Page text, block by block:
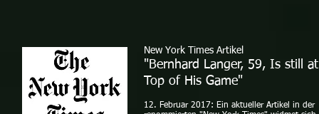
New York Times Artikel
"Bernhard Langer, 59, Is still
Top of His Game"
12. Februar 2017: Ein aktueller Artikel in der